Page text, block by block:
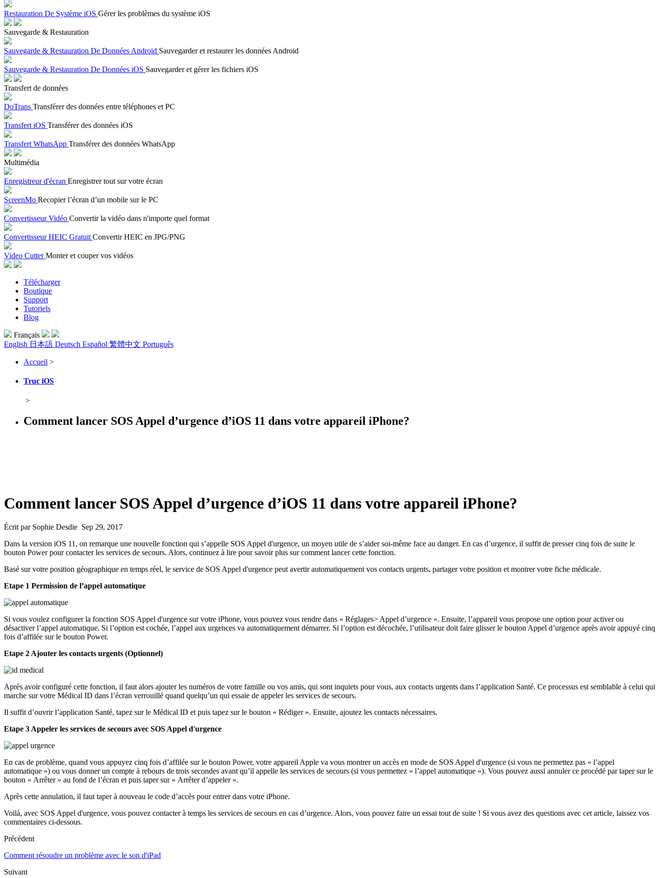
Restauration De Système iOS Gérer les problèmes du système iOS
Sauvegarde & Restauration
Sauvegarde & Restauration De Données Android Sauvegarder et restaurer les données Android
Sauvegarde & Restauration De Données iOS Sauvegarder et gérer les fichiers iOS
Transfert de données
DoTrans Transférer des données entre téléphones et PC
Transfert iOS Transférer des données iOS
Transfert WhatsApp Transférer des données WhatsApp
Multimédia
Enregistreur d'écran Enregistrer tout sur votre écran
ScreenMo Recopier l’écran d’un mobile sur le PC
Convertisseur Vidéo Convertir la vidéo dans n'importe quel format
Convertisseur HEIC Gratuit Convertir HEIC en JPG/PNG
Video Cutter Monter et couper vos vidéos
Télécharger
Boutique
Support
Tutoriels
Blog
Français
English 日本語 Deutsch Español 繁體中文 Português
Accueil >
Truc iOS
>
Comment lancer SOS Appel d’urgence d’iOS 11 dans votre appareil iPhone?
Comment lancer SOS Appel d’urgence d’iOS 11 dans votre appareil iPhone?
Écrit par Sophie Desdie Sep 29, 2017
Dans la version iOS 11, on remarque une nouvelle fonction qui s’appelle SOS Appel d'urgence, un moyen utile de s’aider soi-même face au danger. En cas d’urgence, il suffit de presser cinq fois de suite le
bouton Power pour contacter les services de secours. Alors, continuez à lire pour savoir plus sur comment lancer cette fonction.
Basé sur votre position géographique en temps réel, le service de SOS Appel d'urgence peut avertir automatiquement vos contacts urgents, partager votre position et montrer votre fiche médicale.
Etape 1 Permission de l’appel automatique
Si vous voulez configurer la fonction SOS Appel d'urgence sur votre iPhone, vous pouvez vous rendre dans « Réglages> Appel d’urgence ». Ensuite, l’appareil vous propose une option pour activer ou
désactiver l’appel automatique. Si l’option est cochée, l’appel aux urgences va automatiquement démarrer. Si l’option est décochée, l’utilisateur doit faire glisser le bouton Appel d’urgence après avoir appuyé cinq
fois d’affilée sur le bouton Power.
Etape 2 Ajouter les contacts urgents (Optionnel)
Après avoir configuré cette fonction, il faut alors ajouter les numéros de votre famille ou vos amis, qui sont inquiets pour vous, aux contacts urgents dans l’application Santé. Ce processus est semblable à celui qui
marche sur votre Médical ID dans l’écran verrouillé quand quelqu’un qui essaie de appeler les services de secours.
Il suffit d’ouvrir l’application Santé, tapez sur le Médical ID et puis tapez sur le bouton « Rédiger ». Ensuite, ajoutez les contacts nécessaires.
Etape 3 Appeler les services de secours avec SOS Appel d'urgence
En cas de problème, quand vous appuyez cinq fois d’affilée sur le bouton Power, votre appareil Apple va vous montrer un accès en mode de SOS Appel d'urgence (si vous ne permettez pas « l’appel
automatique ») ou vous donner un compte à rebours de trois secondes avant qu’il appelle les services de secours (si vous permettez « l’appel automatique »). Vous pouvez aussi annuler ce procédé par taper sur le
bouton « Arrêter » au fond de l’écran et puis taper sur « Arrêter d’appeler ».
Après cette annulation, il faut taper à nouveau le code d’accès pour entrer dans votre iPhone.
Voilà, avec SOS Appel d'urgence, vous pouvez contacter à temps les services de secours en cas d’urgence. Alors, vous pouvez faire un essai tout de suite ! Si vous avez des questions avec cet article, laissez vos
commentaires ci-dessous.
Précédent
Comment résoudre un problème avec le son d'iPad
Suivant